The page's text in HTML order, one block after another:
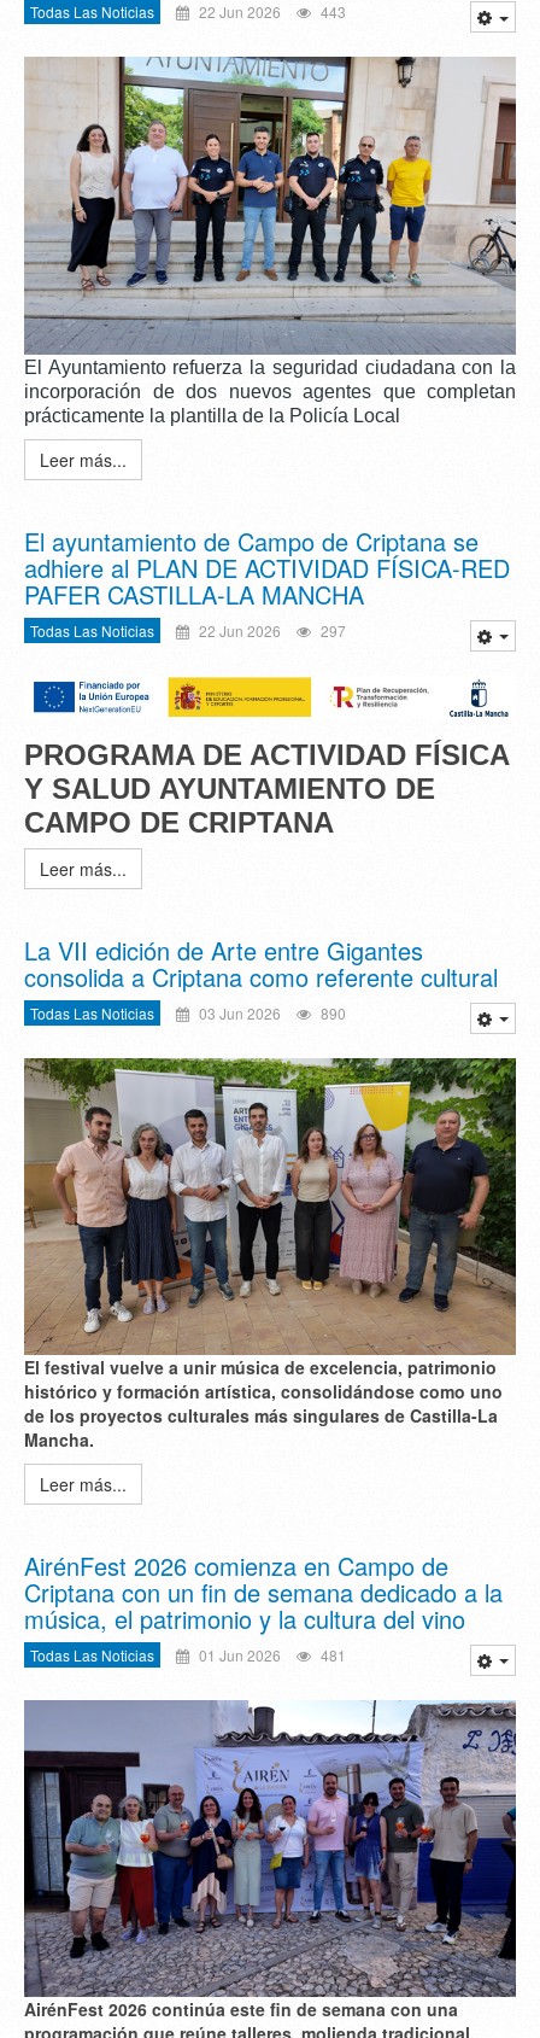
Todas Las Noticias 22 Jun 2026 443
El Ayuntamiento refuerza la seguridad ciudadana con la
incorporación de dos nuevos agentes que completan
prácticamente la plantilla de la Policía Local
Leer más...
El ayuntamiento de Campo de Criptana se
adhiere al PLAN DE ACTIVIDAD FÍSICA-RED
PAFER CASTILLA-LA MANCHA
Todas Las Noticias 22 Jun 2026 297
PROGRAMA DE ACTIVIDAD FÍSICA
Y SALUD AYUNTAMIENTO DE
CAMPO DE CRIPTANA
Leer más...
La VII edición de Arte entre Gigantes
consolida a Criptana como referente cultural
Todas Las Noticias 03 Jun 2026 890
El festival vuelve a unirmúsica de excelencia, patrimonio
histórico y formación artística, consolidándose como uno
de los proyectos culturales más singulares de Castilla-La
Mancha.
Leer más...
AirénFest 2026 comienza en Campo de
Criptana con un fin de semana dedicado a la
música, el patrimonio y la cultura del vino
Todas Las Noticias 01 Jun 2026 481
AirénFest 2026 continúa este fin de semana con una